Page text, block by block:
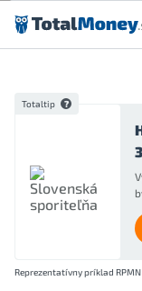
Preskočiť na obsah
Totaltip
Reprezentatívny príklad RPMN